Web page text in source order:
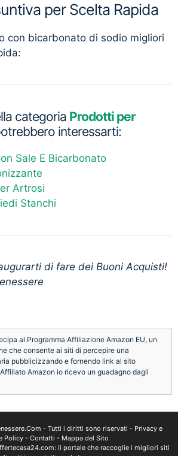
per Scelta Rapida
con bicarbonato di sodio migliori
categoria Prodotti per
interessarti:
Sale E Bicarbonato
Artrosi
Stanchi
di fare dei Buoni Acquisti!
al Programma Affiliazione Amazon EU, un
che consente ai siti di percepire una
pubblicizzando e fornendo link al sito
Amazon io ricevo un guadagno dagli
- Tutti i diritti sono riservati - Privacy e
Policy- Contatti - Mappa del Sito
: il portale che raccoglie i migliori siti